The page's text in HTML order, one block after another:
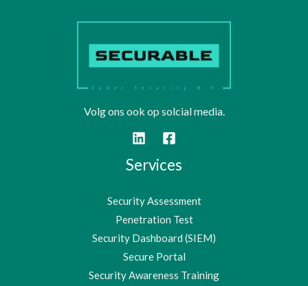
Volg ons ook op solcial media.
Services
Security Assessment
Penetration Test
Security Dashboard (SIEM)
Secure Portal
Security Awareness Training